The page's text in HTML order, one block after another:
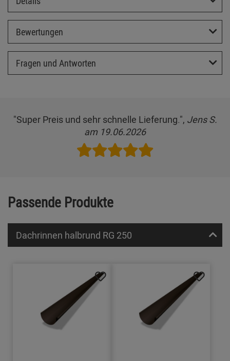
Bewertungen
Fragen und Antworten
"Super Preis und sehr schnelle Lieferung.", Jens S.
am 19.06.2026
Passende Produkte
Dachrinnen halbrund RG 250